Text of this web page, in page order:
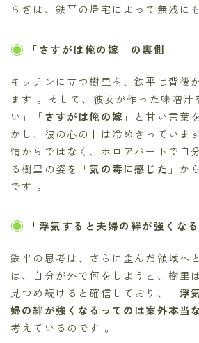
らぎは、鉄平の帰宅によって無残に
「さすがは俺の嫁」の裏側
キッチンに立つ樹里を、鉄平は背後
ます 。そして、彼女が作った味噌汁
い」「さすがは俺の嫁 」と甘い言葉
かし、彼の心の中は冷めきっていま
情からではなく、ボロアパートで自
る樹里の姿を「気の毒に感じた 」か
です 。
「浮気すると夫婦の絆が強くな
鉄平の思考は、さらに歪んだ領域へ
は、自分が外で何をしようと、樹里
見つめ続けると確信しており、「浮
婦の絆が強くなるってのは案外本当
考えているのです 。